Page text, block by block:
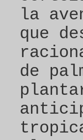
la
que
de